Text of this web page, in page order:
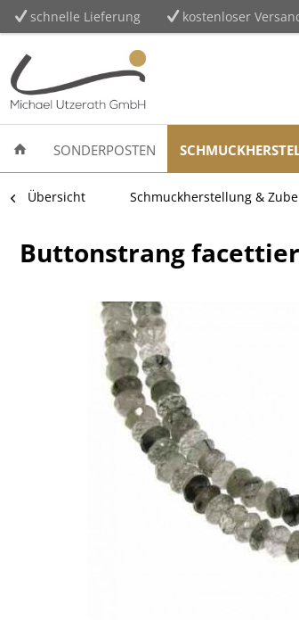
schnelle Lieferung kostenloser
SONDERPOSTEN
Übersicht Schmuckherstellung &
Buttonstrang